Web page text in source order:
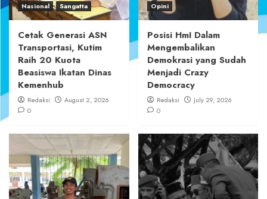
Nasional
Sangatta
Cetak Generasi ASN
Transportasi, Kutim
Raih 20 Kuota
Beasiswa Ikatan Dinas
Kemenhub
Redaksi
August 2, 2026
0
Opini
Posisi HmI Dalam
Mengembalikan
Demokrasi yang Sudah
Menjadi Crazy
Democracy
Redaksi
July 29, 2026
0